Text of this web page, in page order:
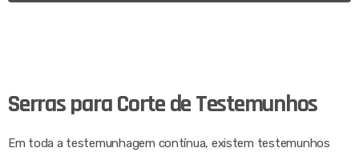
Serras para Corte de Testemunhos
Em toda a testemunhagem contínua, existem testemunhos